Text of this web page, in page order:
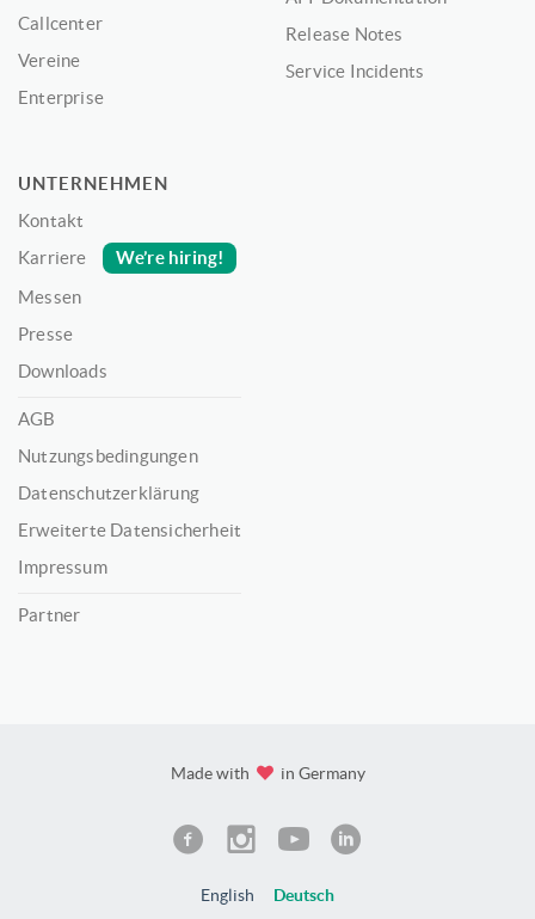
Callcenter
Vereine
Enterprise
Release Notes
Service Incidents
UNTERNEHMEN
Kontakt
Karriere
We’re hiring!
Messen
Presse
Downloads
AGB
Nutzungsbedingungen
Datenschutzerklärung
Erweiterte Datensicherheit
Impressum
Partner
Made with in Germany
English Deutsch